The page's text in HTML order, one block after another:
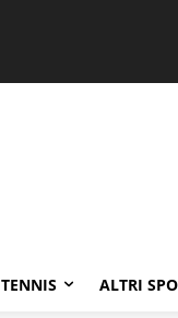
TENNIS ALTRI